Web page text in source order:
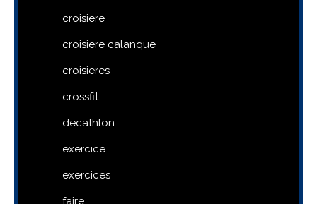
croisiere
croisiere calanque
croisieres
crossfit
decathlon
exercice
exercices
faire